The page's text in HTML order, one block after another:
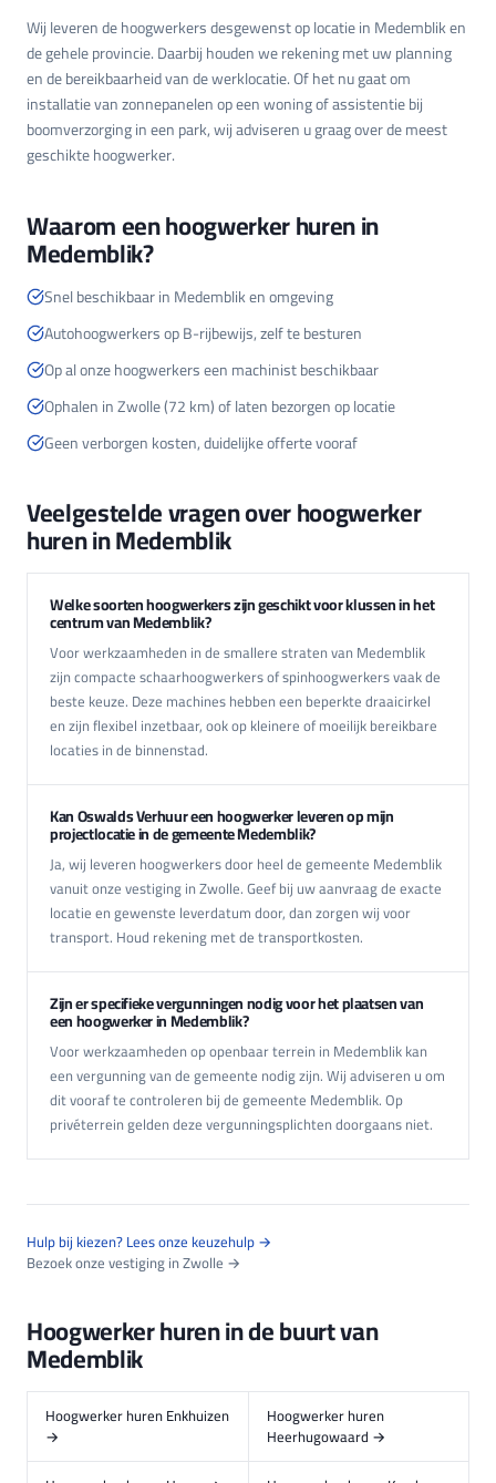
Wij leveren de hoogwerkers desgewenst op locatie in Medemblik en
de gehele provincie. Daarbij houden we rekening met uw planning
en de bereikbaarheid van de werklocatie. Of het nu gaat om
installatie van zonnepanelen op een woning of assistentie bij
boomverzorging in een park, wij adviseren u graag over de meest
geschikte hoogwerker.
Waarom een hoogwerker huren in
Medemblik?
Snel beschikbaar in Medemblik en omgeving
Autohoogwerkers op B-rijbewijs, zelf te besturen
Op al onze hoogwerkers een machinist beschikbaar
Ophalen in Zwolle (72 km) of laten bezorgen op locatie
Geen verborgen kosten, duidelijke offerte vooraf
Veelgestelde vragen over hoogwerker
huren in Medemblik
Welke soorten hoogwerkers zijn geschikt voor klussen in het
centrum van Medemblik?
Voor werkzaamheden in de smallere straten van Medemblik
zijn compacte schaarhoogwerkers of spinhoogwerkers vaak de
beste keuze. Deze machines hebben een beperkte draaicirkel
en zijn flexibel inzetbaar, ook op kleinere of moeilijk bereikbare
locaties in de binnenstad.
Kan Oswalds Verhuur een hoogwerker leveren op mijn
projectlocatie in de gemeente Medemblik?
Ja, wij leveren hoogwerkers door heel de gemeente Medemblik
vanuit onze vestiging in Zwolle. Geef bij uw aanvraag de exacte
locatie en gewenste leverdatum door, dan zorgen wij voor
transport. Houd rekening met de transportkosten.
Zijn er specifieke vergunningen nodig voor het plaatsen van
een hoogwerker in Medemblik?
Voor werkzaamheden op openbaar terrein in Medemblik kan
een vergunning van de gemeente nodig zijn. Wij adviseren u om
dit vooraf te controleren bij de gemeente Medemblik. Op
privéterrein gelden deze vergunningsplichten doorgaans niet.
Hulp bij kiezen? Lees onze keuzehulp →
Bezoek onze vestiging in Zwolle →
Hoogwerker huren in de buurt van
Medemblik
Hoogwerker huren Enkhuizen
→
Hoogwerker huren
Heerhugowaard →